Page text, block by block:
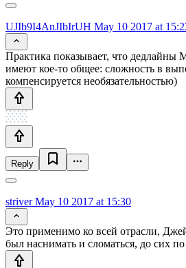
UJIb9I4AnJIbIrUH May 10 2017 at
Практика показывает, что дедлайны
имеют кое-то общее: сложность в
компенсируется необязательностью)
Reply
striverMay 10 2017 at 15:30
Это применимо ко всей отрасли,
был наснимать и сломаться, до сих